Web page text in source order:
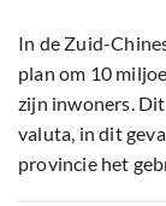
In de Zuid-
plan om 10
zijn inwoners.
valuta, in dit
provincie het